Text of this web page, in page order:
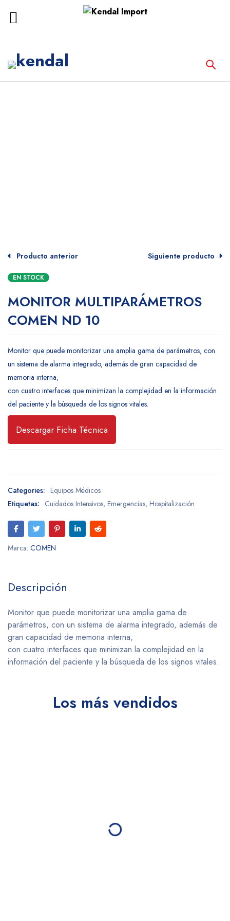
Producto anterior Siguiente producto
EN STOCK
MONITOR MULTIPARÁMETROS
COMEN ND 10
Monitor que puede monitorizar una amplia gama de parámetros, con
un sistema de alarma integrado, además de gran capacidad de
memoria interna,
con cuatro interfaces que minimizan la complejidad en la información
del paciente y la búsqueda de los signos vitales.
Descargar Ficha Técnica
Categories: Equipos Médicos
Etiquetas: Cuidados Intensivos, Emergencias, Hospitalización
Marca: COMEN
Descripción
Monitor que puede monitorizar una amplia gama de
parámetros, con un sistema de alarma integrado, además de
gran capacidad de memoria interna,
con cuatro interfaces que minimizan la complejidad en la
información del paciente y la búsqueda de los signos vitales.
Los más vendidos